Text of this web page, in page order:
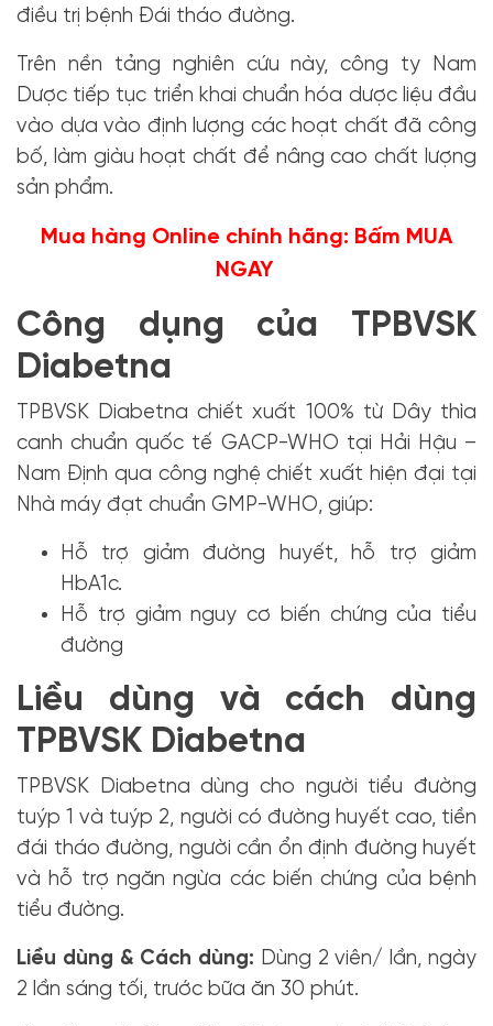
điều trị bệnh Đái tháo đường.
Trên nền tảng nghiên cứu này, công ty Nam
Dược tiếp tục triển khai chuẩn hóa dược liệu đầu
vào dựa vào định lượng các hoạt chất đã công
bố, làm giàu hoạt chất để nâng cao chất lượng
sản phẩm.
Mua hàng Online chính hãng: Bấm MUA
NGAY
Công dụng của TPBVSK
Diabetna
TPBVSK Diabetna chiết xuất 100% từ Dây thìa
canh chuẩn quốc tế GACP-WHO tại Hải Hậu –
Nam Định qua công nghệ chiết xuất hiện đại tại
Nhà máy đạt chuẩn GMP-WHO, giúp:
Hỗ trợ giảm đường huyết, hỗ trợ giảm
HbA1c.
Hỗ trợ giảm nguy cơ biến chứng của tiểu
đường
Liều dùng và cách dùng
TPBVSK Diabetna
TPBVSK Diabetna dùng cho người tiểu đường
tuýp 1 và tuýp 2, người có đường huyết cao, tiền
đái tháo đường, người cần ổn định đường huyết
và hỗ trợ ngăn ngừa các biến chứng của bệnh
tiểu đường.
Liều dùng & Cách dùng: Dùng 2 viên/ lần, ngày
2 lần sáng tối, trước bữa ăn 30 phút.